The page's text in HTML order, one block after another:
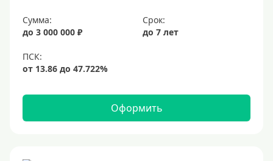
В долларах США
В евро
Заемщики
Сумма:
до 3 000 000 ₽
Срок:
до 7 лет
Оформить